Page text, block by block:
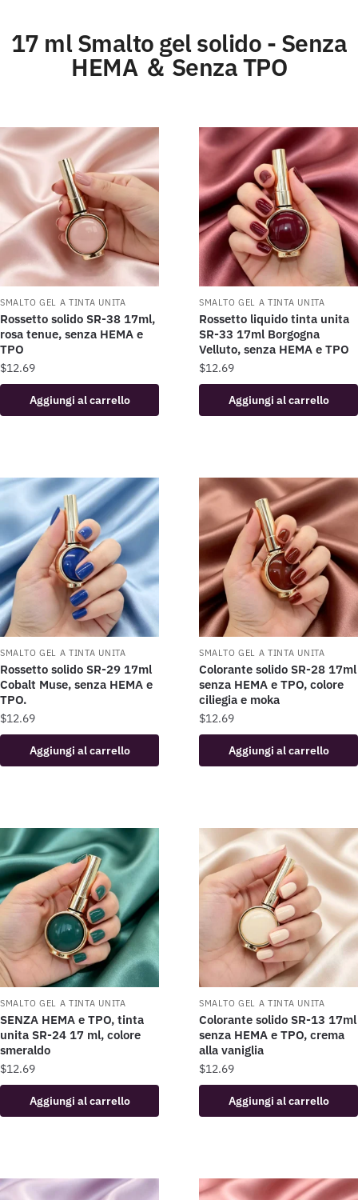
17 ml Smalto gel solido - Senza
HEMA ＆ Senza TPO
SMALTO GEL A TINTA UNITA
Rossetto solido SR-38 17ml,
rosa tenue, senza HEMA e
TPO
$12.69
Aggiungi al carrello
SMALTO GEL A TINTA UNITA
Rossetto liquido tinta unita
SR-33 17ml Borgogna
Velluto, senza HEMA e TPO
$12.69
Aggiungi al carrello
SMALTO GEL A TINTA UNITA
Rossetto solido SR-29 17ml
Cobalt Muse, senza HEMA e
TPO.
$12.69
Aggiungi al carrello
SMALTO GEL A TINTA UNITA
Colorante solido SR-28 17ml
senza HEMA e TPO, colore
ciliegia e moka
$12.69
Aggiungi al carrello
SMALTO GEL A TINTA UNITA
SENZA HEMA e TPO, tinta
unita SR-24 17 ml, colore
smeraldo
$12.69
Aggiungi al carrello
SMALTO GEL A TINTA UNITA
Colorante solido SR-13 17ml
senza HEMA e TPO, crema
alla vaniglia
$12.69
Aggiungi al carrello